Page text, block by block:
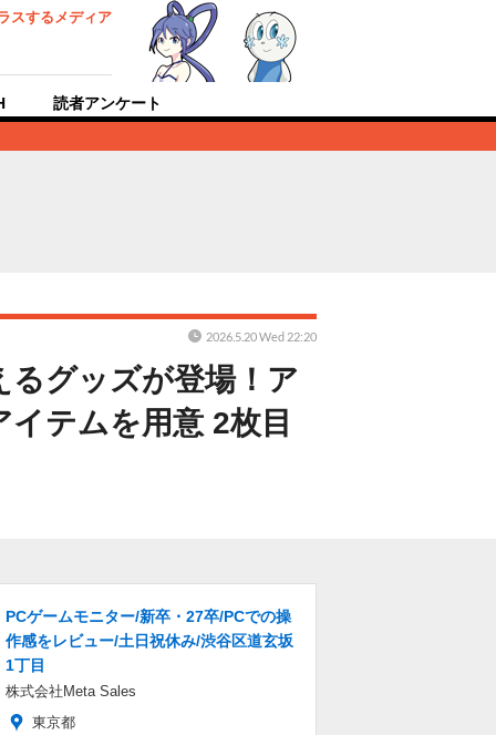
スするメディア
読者アンケート
グッズが登場！ア
テムを用意 2枚目
2026.5.20 Wed 22:20
PCゲームモニター/新卒・27卒/PCでの操
作感をレビュー/土日祝休み/渋谷区道玄坂
1丁目
株式会社Meta Sales
東京都